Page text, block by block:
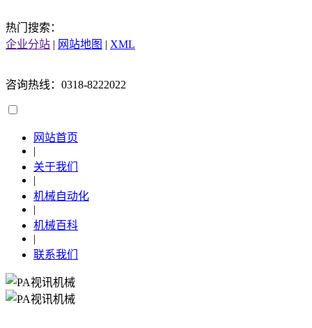
热门搜索：
企业分站 | 网站地图 | XML
咨询热线：0318-8222022
网站首页
|
关于我们
|
机械自动化
|
机械百科
|
联系我们